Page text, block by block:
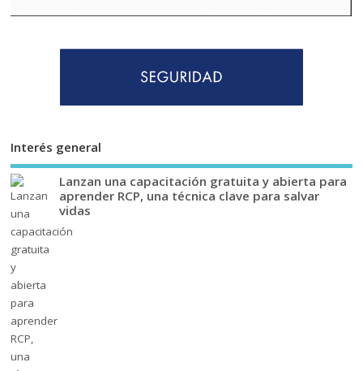
Interés general
Lanzan una capacitación gratuita y abierta para
aprender RCP, una técnica clave para salvar
vidas